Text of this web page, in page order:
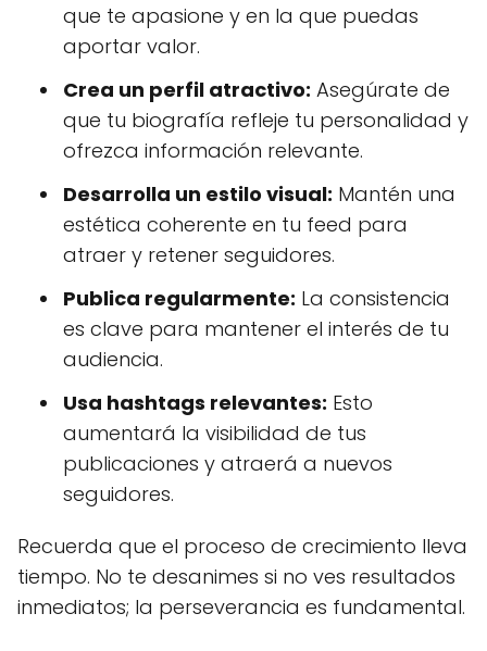
que te apasione y en la que puedas
aportar valor.
Crea un perfil atractivo: Asegúrate de
que tu biografía refleje tu personalidad y
ofrezca información relevante.
Desarrolla un estilo visual: Mantén una
estética coherente en tu feed para
atraer y retener seguidores.
Publica regularmente: La consistencia
es clave para mantener el interés de tu
audiencia.
Usa hashtags relevantes: Esto
aumentará la visibilidad de tus
publicaciones y atraerá a nuevos
seguidores.
Recuerda que el proceso de crecimiento lleva
tiempo. No te desanimes si no ves resultados
inmediatos; la perseverancia es fundamental.